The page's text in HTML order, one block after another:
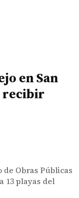
en San
recibir
Obras Públicas
13 playas del